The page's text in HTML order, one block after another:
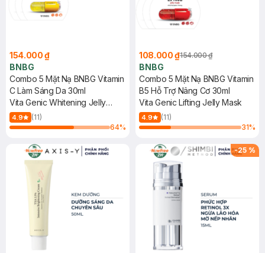
154.000 ₫
BNBG
Combo 5 Mặt Nạ BNBG Vitamin
C Làm Sáng Da 30ml
Vita Genic Whitening Jelly
Mask
4.9
(11)
64%
108.000 ₫154.000 ₫
BNBG
Combo 5 Mặt Nạ BNBG Vitamin
B5 Hỗ Trợ Nâng Cơ 30ml
Vita Genic Lifting Jelly Mask
4.9
(11)
31%
-25 %